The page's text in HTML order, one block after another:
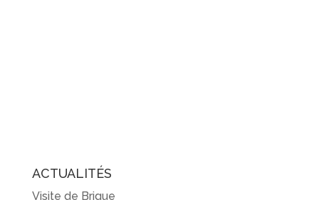
ACTUALITÉS
Visite de Brigue